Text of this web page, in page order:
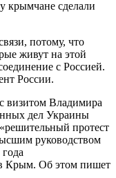
крымчане сделали
потому, что
живут на этой
с Россией.
России.
визитом Владимира
дел Украины
протест
руководством
в Крым. Об этом пишет